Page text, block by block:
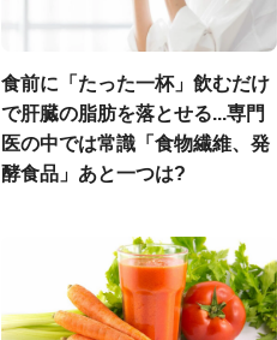
食前に「たった一杯」飲むだけ
で肝臓の脂肪を落とせる...専門
医の中では常識「食物繊維、発
酵食品」あと一つは?